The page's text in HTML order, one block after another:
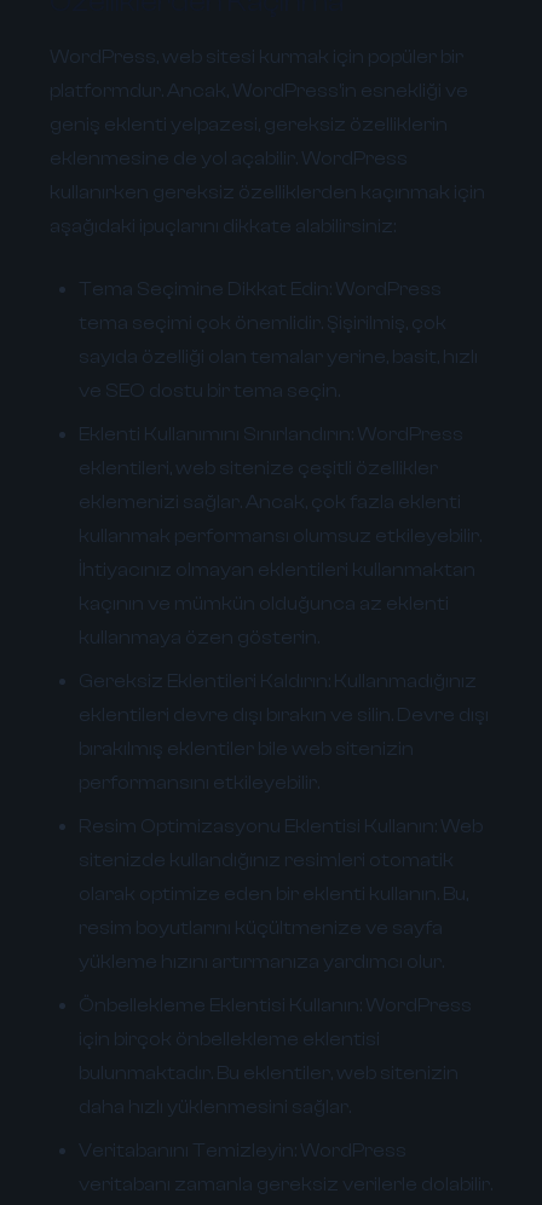
WordPress, web sitesi kurmak için popüler bir
platformdur. Ancak, WordPress'in esnekliği ve
geniş eklenti yelpazesi, gereksiz özelliklerin
eklenmesine de yol açabilir. WordPress
kullanırken gereksiz özelliklerden kaçınmak için
aşağıdaki ipuçlarını dikkate alabilirsiniz:
Tema Seçimine Dikkat Edin: WordPress
tema seçimi çok önemlidir. Şişirilmiş, çok
sayıda özelliği olan temalar yerine, basit, hızlı
ve SEO dostu bir tema seçin.
Eklenti Kullanımını Sınırlandırın: WordPress
eklentileri, web sitenize çeşitli özellikler
eklemenizi sağlar. Ancak, çok fazla eklenti
kullanmak performansı olumsuz etkileyebilir.
İhtiyacınız olmayan eklentileri kullanmaktan
kaçının ve mümkün olduğunca az eklenti
kullanmaya özen gösterin.
Gereksiz Eklentileri Kaldırın: Kullanmadığınız
eklentileri devre dışı bırakın ve silin. Devre dışı
bırakılmış eklentiler bile web sitenizin
performansını etkileyebilir.
Resim Optimizasyonu Eklentisi Kullanın: Web
sitenizde kullandığınız resimleri otomatik
olarak optimize eden bir eklenti kullanın. Bu,
resim boyutlarını küçültmenize ve sayfa
yükleme hızını artırmanıza yardımcı olur.
Önbellekleme Eklentisi Kullanın: WordPress
için birçok önbellekleme eklentisi
bulunmaktadır. Bu eklentiler, web sitenizin
daha hızlı yüklenmesini sağlar.
Veritabanını Temizleyin: WordPress
veritabanı zamanla gereksiz verilerle dolabilir.